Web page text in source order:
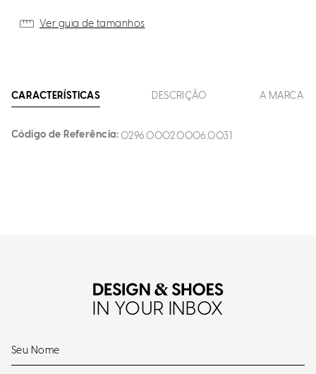
Ver guia de tamanhos
CARACTERÍSTICAS DESCRIÇÃO A MARCA
Código de Referência 0296.0002.0006.0031
IN YOUR INBOX